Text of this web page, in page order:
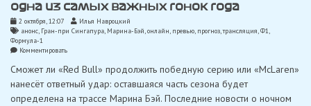
одна из самых важных гонок года
2 октября, 12:07
Илья Навроцкий
анонс, Гран-при Сингапура, Марина-Бэй,онлайн, превью, прогноз,трансляция,Ф1
Формула-1
Комментироватьon
анонс
Гран-
при
Сингапура
Сможет ли «Red Bull» продолжить победную серию или «McLaren»
нанесёт ответный удар: оставшаяся часть сезона будет
определена на трассе Марина Бэй. Последние новости о ночном